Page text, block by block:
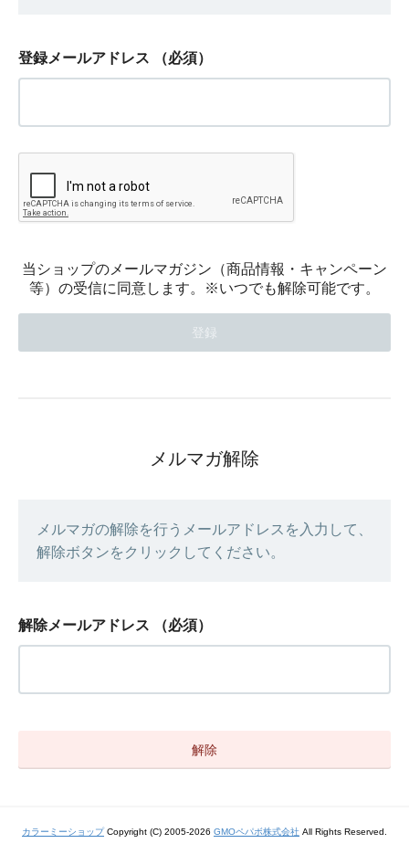
登録メールアドレス （必須）
当ショップのメールマガジン（商品情報・キャンペーン
等）の受信に同意します。※いつでも解除可能です。
メルマガ解除
メルマガの解除を行うメールアドレスを入力して、
解除ボタンをクリックしてください。
解除メールアドレス （必須）
カラーミーショップCopyright (C) 2005-2026 GMOペパボ株式会社 All Rights Reserved.